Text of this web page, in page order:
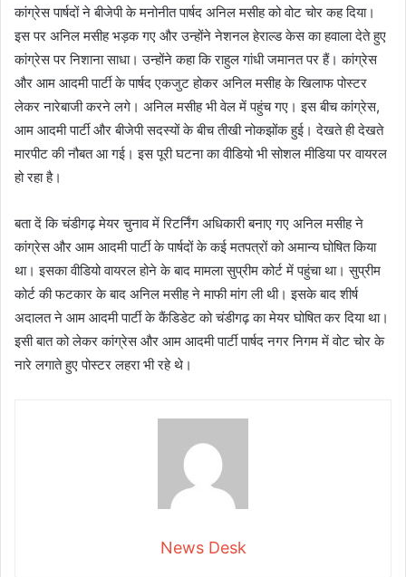
कांग्रेस पार्षदों ने बीजेपी के मनोनीत पार्षद अनिल मसीह को वोट चोर कह दिया।
इस पर अनिल मसीह भड़क गए और उन्होंने नेशनल हेराल्ड केस का हवाला देते हुए
कांग्रेस पर निशाना साधा। उन्होंने कहा कि राहुल गांधी जमानत पर हैं। कांग्रेस
और आम आदमी पार्टी के पार्षद एकजुट होकर अनिल मसीह के खिलाफ पोस्टर
लेकर नारेबाजी करने लगे। अनिल मसीह भी वेल में पहुंच गए। इस बीच कांग्रेस,
आम आदमी पार्टी और बीजेपी सदस्यों के बीच तीखी नोकझोंक हुई। देखते ही देखते
मारपीट की नौबत आ गई। इस पूरी घटना का वीडियो भी सोशल मीडिया पर वायरल
हो रहा है।
बता दें कि चंडीगढ़ मेयर चुनाव में रिटर्निंग अधिकारी बनाए गए अनिल मसीह ने
कांग्रेस और आम आदमी पार्टी के पार्षदों के कई मतपत्रों को अमान्य घोषित किया
था। इसका वीडियो वायरल होने के बाद मामला सुप्रीम कोर्ट में पहुंचा था। सुप्रीम
कोर्ट की फटकार के बाद अनिल मसीह ने माफी मांग ली थी। इसके बाद शीर्ष
अदालत ने आम आदमी पार्टी के कैंडिडेट को चंडीगढ़ का मेयर घोषित कर दिया था।
इसी बात को लेकर कांग्रेस और आम आदमी पार्टी पार्षद नगर निगम में वोट चोर के
नारे लगाते हुए पोस्टर लहरा भी रहे थे।
News Desk